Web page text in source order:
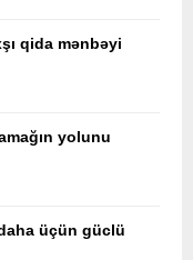
qida mənbəyi
yolunu
üçün güclü